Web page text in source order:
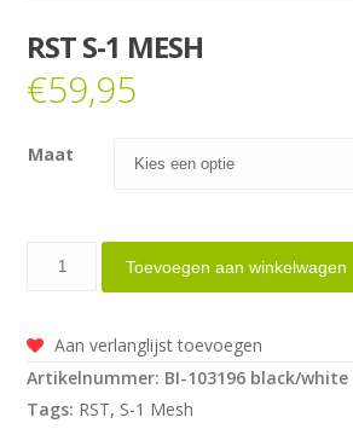
RST S-1 MESH
€59,95
Maat
Mesh
aantal
Toevoegen aan winkelwagen
Aan verlanglijst toevoegen
Artikelnummer: BI-103196 black/white
Tags: RST, S-1 Mesh